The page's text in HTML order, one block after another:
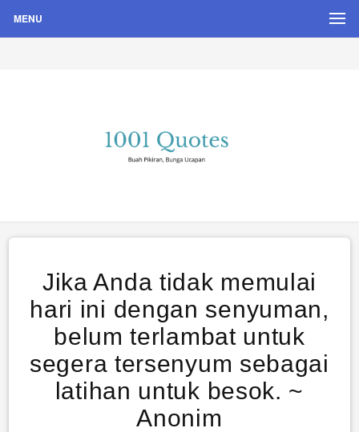
MENU
Quote Hari Puisi
Jika Anda tidak memulai
hari ini dengan senyuman,
belum terlambat untuk
segera tersenyum sebagai
latihan untuk besok. ~
Anonim